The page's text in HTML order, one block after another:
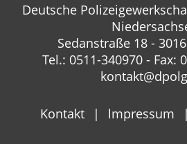
Deutsche
Sedanstraße 18 -
Tel.: 0511-340970 - Fax:
Kontakt lmpressum